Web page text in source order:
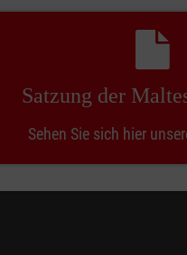
Satzung der
Sehen Sie sich hier